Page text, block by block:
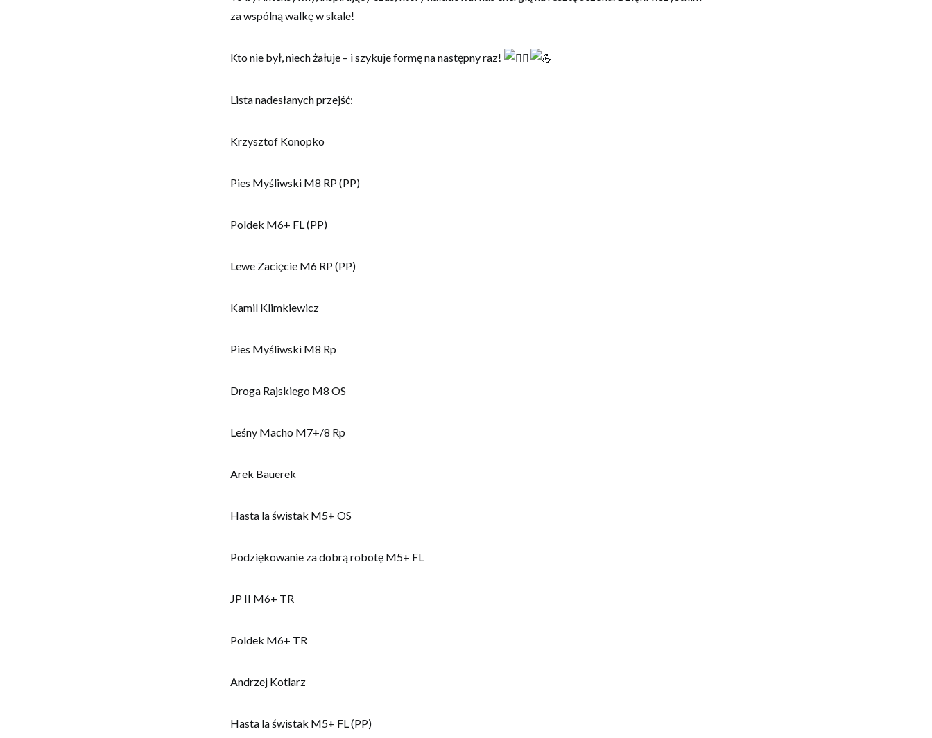
za wspólną walkę w skale!
​Kto nie był, niech żałuje – i szykuje formę na następny raz!
Lista nadesłanych przejść:
Krzysztof Konopko
Pies Myśliwski M8 RP (PP)
Poldek M6+ FL (PP)
Lewe Zacięcie M6 RP (PP)
Kamil Klimkiewicz
Pies Myśliwski M8 Rp
Droga Rajskiego M8 OS
Leśny Macho M7+/8 Rp
Arek Bauerek
Hasta la świstak M5+ OS
Podziękowanie za dobrą robotę M5+ FL
JP II M6+ TR
Poldek M6+ TR
Andrzej Kotlarz
Hasta la świstak M5+ FL (PP)
treści i ofert.